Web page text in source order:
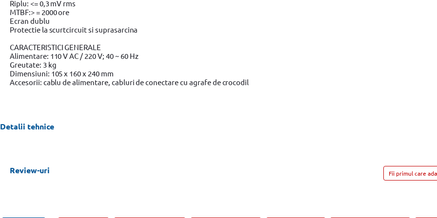
Riplu: <= 0,3 mV rms
MTBF:> = 2000 ore
Ecran dublu
Protectie la scurtcircuit si suprasarcina
CARACTERISTICI GENERALE
Alimentare: 110 V AC / 220 V; 40 ~ 60 Hz
Greutate: 3 kg
Dimensiuni: 105 x 160 x 240 mm
Accesorii: cablu de alimentare, cabluri de conectare cu agrafe de crocodil
Detalii tehnice
Fii primul care
Review-uri